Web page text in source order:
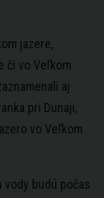
jazere,
či vo Veľkom
aj
pri Dunaji,
vo Veľkom
budú počas